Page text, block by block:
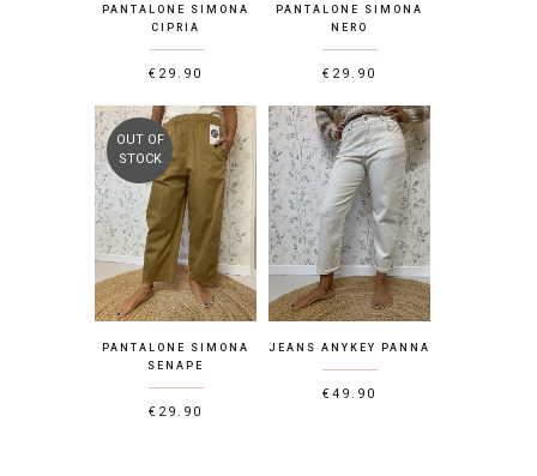
PANTALONE SIMONA
CIPRIA
€ 29.90
PANTALONE SIMONA
NERO
€ 29.90
OUT OF
STOCK
PANTALONE SIMONA
SENAPE
€ 29.90
JEANS ANYKEY PANNA
€ 49.90